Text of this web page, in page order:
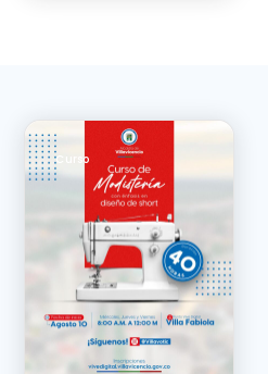
Curso